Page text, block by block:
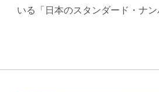
いる「日本のスタンダード・ナ